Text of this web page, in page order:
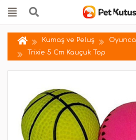
Kumaş ve Peluş
Trixie 5 Cm Kauçuk Top